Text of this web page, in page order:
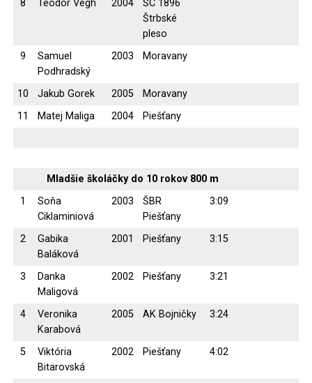
8
Teodor Végh 2004
ŠC 1896
Štrbské
pleso
9
Samuel
Podhradský
2003 Moravany
10 Jakub Gorek 2005
Moravany
11
Matej Maliga 2004 Piešťany
Mladšie školáčky do 10 rokov 800 m
1
Soňa
Ciklaminiová
2003
ŠBR
Piešťany
3:09
2
Gabika
Baláková
2001 Piešťany 3:15
3
Danka
Maligová
2002 Piešťany 3:21
4
Veronika
Karabová
2005 AK Bojničky 3:24
5
Viktória
Bitarovská
2002 Piešťany 4:02